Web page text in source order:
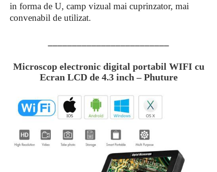
in forma de U, camp vizual mai cuprinzator, mai
convenabil de utilizat.
Microscop electronic digital portabil WIFI cu
Ecran LCD de 4.3 inch – Phuture